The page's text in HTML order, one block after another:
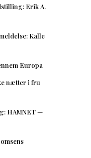
Erik A.
Kalle
Europa
nætter i fru
HAMNET —